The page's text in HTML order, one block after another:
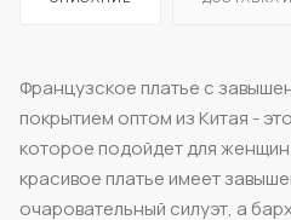
Французское платье с
покрытием оптом из Китая -
которое подойдет для
красивое платье имеет
очаровательный силуэт, а